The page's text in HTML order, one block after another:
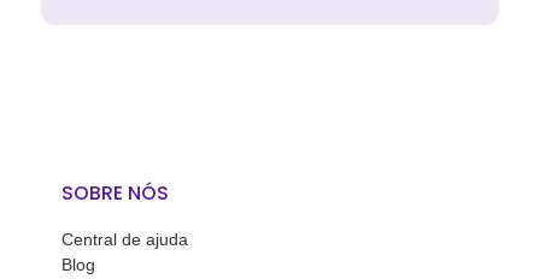
SOBRE NÓS
Central de ajuda
Blog